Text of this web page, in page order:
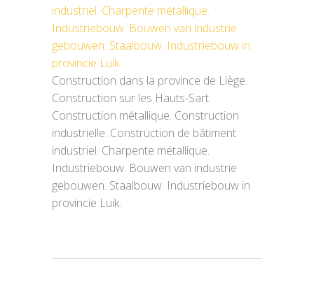
Construction dans la province de Liège.
Construction sur les Hauts-Sart.
Construction métallique. Construction
industrielle. Construction de bâtiment
industriel. Charpente métallique.
Industriebouw. Bouwen van industrie
gebouwen. Staalbouw. Industriebouw in
provincie Luik.